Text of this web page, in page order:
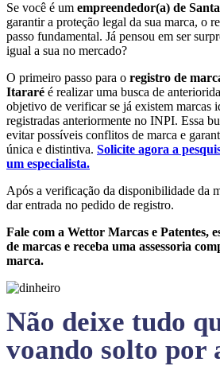
Se você é um empreendedor(a) de
garantir a proteção legal da sua marca, o
passo fundamental. Já pensou em ser
igual a sua no mercado?
O primeiro passo para o registro de
Itararé é realizar uma busca de
objetivo de verificar se já existem marcas
registradas anteriormente no INPI. Essa
evitar possíveis conflitos de marca e
única e distintiva. Solicite agora a
um especialista.
Após a verificação da disponibilidade da
dar entrada no pedido de registro.
Fale com a Wettor Marcas e Patentes,
de marcas e receba uma assessoria
marca.
Não deixe tudo
voando solto por